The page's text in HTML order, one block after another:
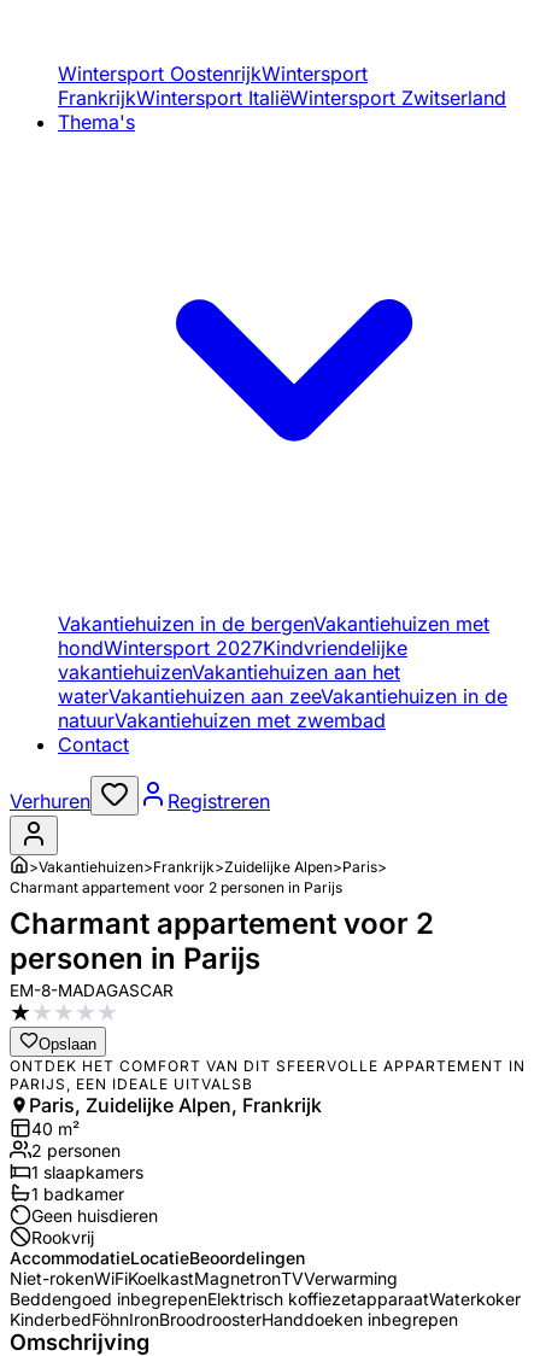
Wintersport OostenrijkWintersport
FrankrijkWintersport ItaliëWintersport Zwitserland
Thema's
Vakantiehuizen in de bergenVakantiehuizen met
hondWintersport 2027Kindvriendelijke
vakantiehuizenVakantiehuizen aan het
waterVakantiehuizen aan zeeVakantiehuizen in de
natuurVakantiehuizen met zwembad
Contact
Verhuren Registreren
>Vakantiehuizen>Frankrijk>Zuidelijke Alpen>Paris>
Charmant appartement voor 2 personen in Parijs
Charmant appartement voor 2
personen in Parijs
EM-8-MADAGASCAR
★★★★★
Opslaan
ONTDEK HET COMFORT VAN DIT SFEERVOLLE APPARTEMENT IN
PARIJS, EEN IDEALE UITVALSB
Paris, Zuidelijke Alpen, Frankrijk
40 m²
2 personen
1 slaapkamers
1 badkamer
Geen huisdieren
Rookvrij
AccommodatieLocatieBeoordelingen
Niet-rokenWiFiKoelkastMagnetronTVVerwarming
Beddengoed inbegrepenElektrisch koffiezetapparaatWaterkoker
KinderbedFöhnIronBroodroosterHanddoeken inbegrepen
Omschrijving